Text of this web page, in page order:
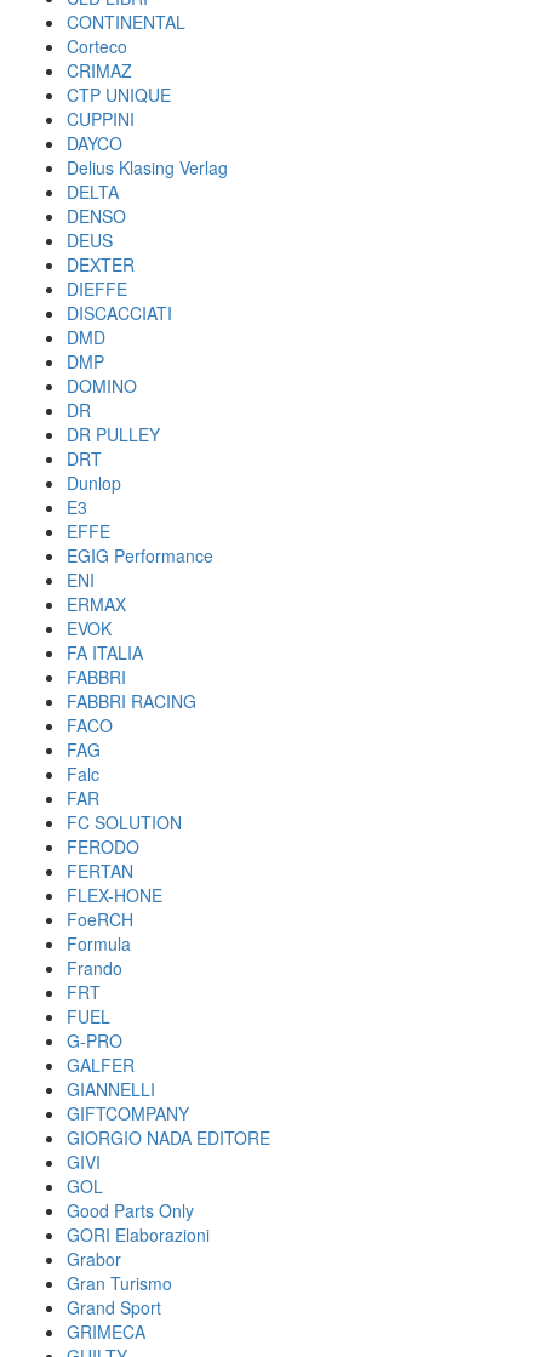
CONTINENTAL
Corteco
CRIMAZ
CTP UNIQUE
CUPPINI
DAYCO
Delius Klasing Verlag
DELTA
DENSO
DEUS
DEXTER
DIEFFE
DISCACCIATI
DMD
DMP
DOMINO
DR
DR PULLEY
DRT
Dunlop
E3
EFFE
EGIG Performance
ENI
ERMAX
EVOK
FA ITALIA
FABBRI
FABBRI RACING
FACO
FAG
Falc
FAR
FC SOLUTION
FERODO
FERTAN
FLEX-HONE
FoeRCH
Formula
Frando
FRT
FUEL
G-PRO
GALFER
GIANNELLI
GIFTCOMPANY
GIORGIO NADA EDITORE
GIVI
GOL
Good Parts Only
GORI Elaborazioni
Grabor
Gran Turismo
Grand Sport
GRIMECA